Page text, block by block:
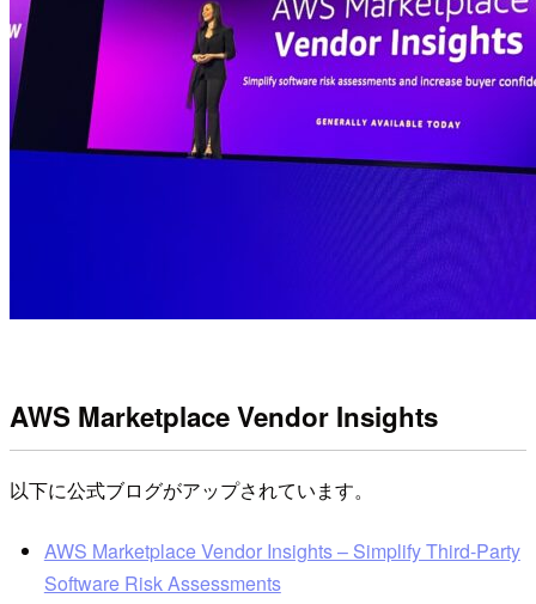
AWS Marketplace Vendor Insights
以下に公式ブログがアップされています。
AWS Marketplace Vendor Insights – Simplify Third-Party
Software Risk Assessments